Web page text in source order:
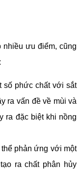
nhiều ưu điểm, cũng
số phức chất với sắt
ra vấn đề về mùi và
ra đặc biệt khi nồng
thể phản ứng với một
ra chất phân hủy